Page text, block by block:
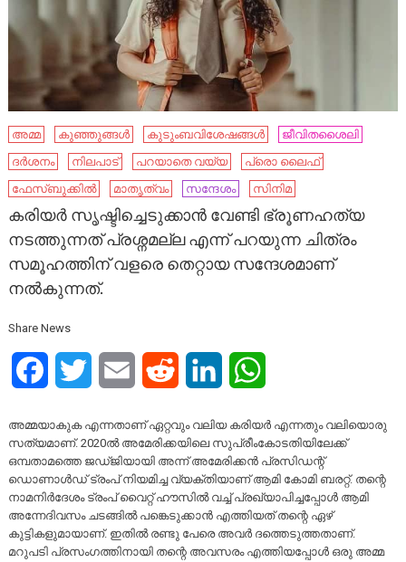
അമ്മ കുഞ്ഞുങ്ങൾ കുടുംബവിശേഷങ്ങൾ
ജീവിതശൈലി
ദർശനം
നിലപാട് പറയാതെ വയ്യ
പ്രൊ ലൈഫ്
ഫേസ്ബുക്കിൽ
മാതൃത്വം സന്ദേശം സിനിമ
കരിയർ സൃഷ്ടിച്ചെടുക്കാൻ വേണ്ടി ഭ്രൂണഹത്യ
നടത്തുന്നത് പ്രശ്നമല്ല എന്ന് പറയുന്ന ചിത്രം
സമൂഹത്തിന് വളരെ തെറ്റായ സന്ദേശമാണ്
നൽകുന്നത്.
Share News
FacebookTwitter Email Reddit LinkedIn
അമ്മയാകുക എന്നതാണ് ഏറ്റവും വലിയ കരിയർ എന്നതും വലിയൊരു
സത്യമാണ്. 2020ൽ അമേരിക്കയിലെ സുപ്രീംകോടതിയിലേക്ക്
ഒമ്പതാമത്തെ ജഡ്ജിയായി അന്ന് അമേരിക്കൻ പ്രസിഡന്റ്
ഡൊണാൾഡ് ട്രംപ് നിയമിച്ച വ്യക്തിയാണ് ആമി കോമി ബരറ്റ്. തന്റെ
നാമനിർദേശം ട്രംപ് വൈറ്റ് ഹൗസിൽ വച്ച് പ്രഖ്യാപിച്ചപ്പോൾ ആമി
അന്നേദിവസം ചടങ്ങിൽ പങ്കെടുക്കാൻ എത്തിയത് തന്റെ ഏഴ്
കുട്ടികളുമായാണ്. ഇതിൽ രണ്ടു പേരെ അവർ ദത്തെടുത്തതാണ്.
മറുപടി പ്രസംഗത്തിനായി തന്റെ അവസരം എത്തിയപ്പോൾ ഒരു അമ്മ